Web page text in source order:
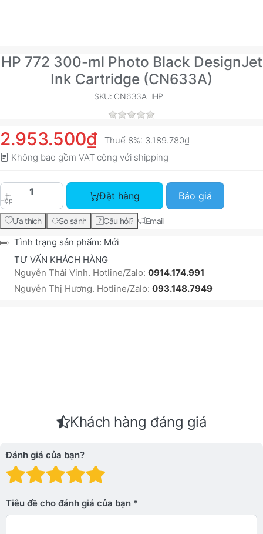
HP 772 300-ml Photo Black DesignJet
Ink Cartridge (CN633A)
SKU: CN633A HP
2.953.500₫ Thuế 8%: 3.189.780₫
Không bao gồm VAT cộng với shipping
Hộp
HP 772 300-ml Photo Black DesignJet Ink
Đặt hàng Báo giá
Ưa thích So sánh Câu hỏi? Email
Tình trạng sản phẩm: Mới
TƯ VẤN KHÁCH HÀNG
Nguyễn Thái Vinh. Hotline/Zalo: 0914.174.991
Nguyễn Thị Hương. Hotline/Zalo: 093.148.7949
Khách hàng đáng giá
Đánh giá của bạn?
Đánh giá: 4 trên 5
Đánh giá: 3 trên 5 sao.
Đánh giá: 2 trên 5 sao.
Đánh giá: 1 trên 5 sao. Xấu
Tiêu đề cho đánh giá của bạn